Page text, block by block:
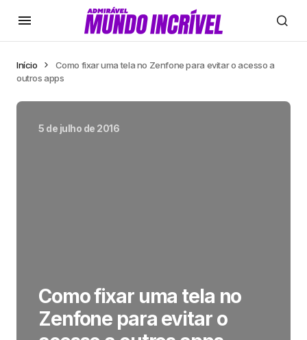
Início
Como fixar uma tela no Zenfone para evitar o acesso a
outros apps
5 de julho de 2016
Como fixar uma tela no
Zenfone para evitar o